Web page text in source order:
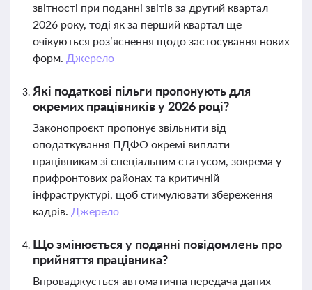
звітності при поданні звітів за другий квартал
2026 року, тоді як за перший квартал ще
очікуються роз’яснення щодо застосування нових
форм. Джерело
Які податкові пільги пропонують для
окремих працівників у 2026 році?
Законопроєкт пропонує звільнити від
оподаткування ПДФО окремі виплати
працівникам зі спеціальним статусом, зокрема у
прифронтових районах та критичній
інфраструктурі, щоб стимулювати збереження
кадрів. Джерело
Що змінюється у поданні повідомлень про
прийняття працівника?
Впроваджується автоматична передача даних